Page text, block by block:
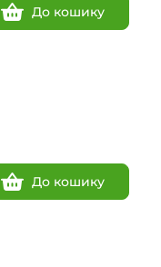
До кошику
До кошику